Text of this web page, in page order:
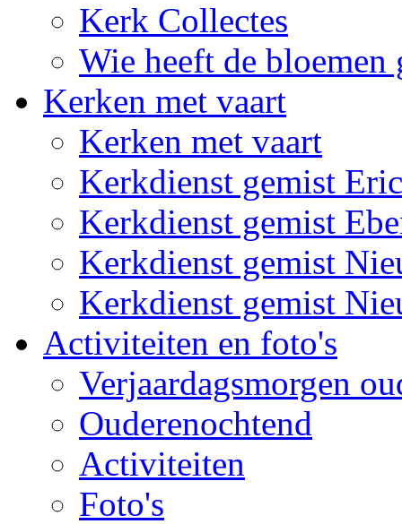
Kerk Collectes
Wie heeft de bloemen
Kerken met vaart
Kerken met vaart
Kerkdienst gemist
Kerkdienst gemist
Kerkdienst gemist
Kerkdienst gemist
Activiteiten en foto's
Verjaardagsmorgen
Ouderenochtend
Activiteiten
Foto's